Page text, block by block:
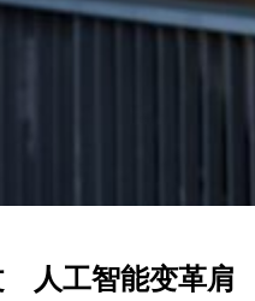
人工智能变革肩